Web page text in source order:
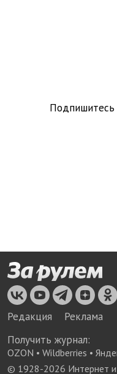
Подпишитесь
Редакция
Реклама
Получить журнал:
OZON • Wildberries •
© 1928-2026 Интернет